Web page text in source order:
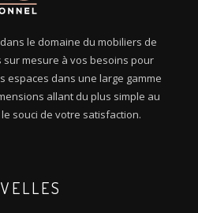
le domaine du mobiliers de
mesure à vos besoins pour
espaces dans une large gamme
allant du plus simple au
souci de votre satisfaction.